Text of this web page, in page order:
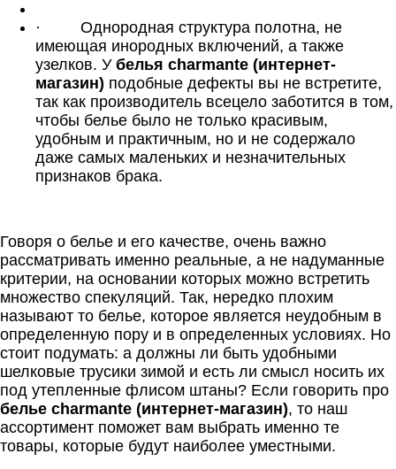
·
Однородная структура полотна, не
имеющая инородных включений, а также
узелков. У белья charmante (интернет-
магазин) подобные дефекты вы не встретите,
так как производитель всецело заботится в том,
чтобы белье было не только красивым,
удобным и практичным, но и не содержало
даже самых маленьких и незначительных
признаков брака.
Говоря о белье и его качестве, очень важно
рассматривать именно реальные, а не надуманные
критерии, на основании которых можно встретить
множество спекуляций. Так, нередко плохим
называют то белье, которое является неудобным в
определенную пору и в определенных условиях. Но
стоит подумать: а должны ли быть удобными
шелковые трусики зимой и есть ли смысл носить их
под утепленные флисом штаны? Если говорить про
белье charmante (интернет-магазин), то наш
ассортимент поможет вам выбрать именно те
товары, которые будут наиболее уместными.